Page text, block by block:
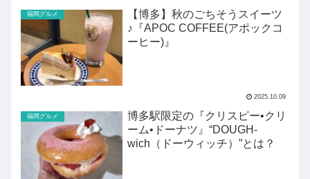
福岡グルメ
【博多】秋のごちそうスイーツ
♪『APOC COFFEE(アポックコ
ーヒー)』
2025.10.09
福岡グルメ
博多駅限定の『クリスピー•クリ
ーム•ドーナツ』“DOUGH-
wich（ドーウィッチ）”とは？